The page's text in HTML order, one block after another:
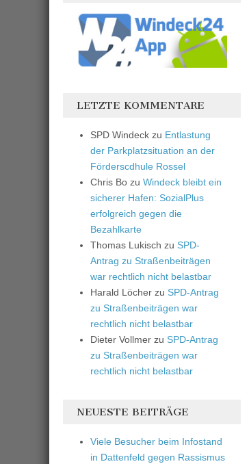
LETZTE KOMMENTARE
SPD Windeck zu Entlastung
der Parkplatzsituation an der
Förderscdhule Rossel
Chris Bo zu Windeck bleibt ein
sicherer Hafen: SozialPlus
erfolgreich gegen die
Bezahlkarte
Thomas Lukisch zu SPD-
Antrag zu Straßenbeiträgen
war rechtlich nicht belastbar
Harald Löcher zu SPD-Antrag
zu Straßenbeiträgen war
rechtlich nicht belastbar
Dieter Vollmer zu SPD-Antrag
zu Straßenbeiträgen war
rechtlich nicht belastbar
NEUESTE BEITRÄGE
Viele Besucher beim Infostand
in Dattenfeld gegen Rassismus